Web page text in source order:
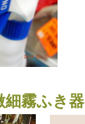
細霧ふき器